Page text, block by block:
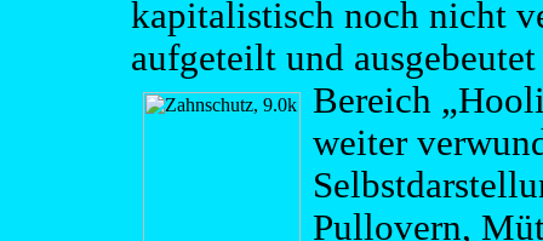
kapitalistisch noch nicht
aufgeteilt und
Bereich
weiter
Pullovern,